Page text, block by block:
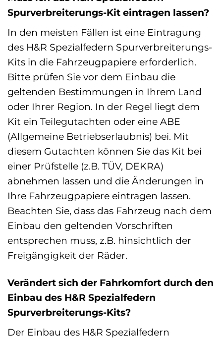
Spurverbreiterungs-Kit eintragen lassen?
In den meisten Fällen ist eine Eintragung
des H&R Spezialfedern Spurverbreiterungs-
Kits in die Fahrzeugpapiere erforderlich.
Bitte prüfen Sie vor dem Einbau die
geltenden Bestimmungen in Ihrem Land
oder Ihrer Region. In der Regel liegt dem
Kit ein Teilegutachten oder eine ABE
(Allgemeine Betriebserlaubnis) bei. Mit
diesem Gutachten können Sie das Kit bei
einer Prüfstelle (z.B. TÜV, DEKRA)
abnehmen lassen und die Änderungen in
Ihre Fahrzeugpapiere eintragen lassen.
Beachten Sie, dass das Fahrzeug nach dem
Einbau den geltenden Vorschriften
entsprechen muss, z.B. hinsichtlich der
Freigängigkeit der Räder.
Verändert sich der Fahrkomfort durch den
Einbau des H&R Spezialfedern
Spurverbreiterungs-Kits?
Der Einbau des H&R Spezialfedern